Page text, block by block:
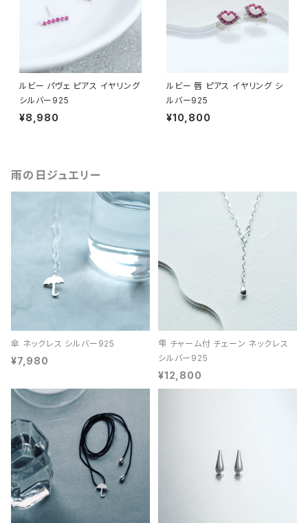
ルビー パヴェ ピアス イヤリング
シルバー925
¥8,980
ルビー 唇 ピアス イヤリング シ
ルバー925
¥10,800
雨の日ジュエリー
傘 ネックレス シルバー925
¥7,980
雫 チャーム付 チェーン ネックレス
シルバー925
¥12,800